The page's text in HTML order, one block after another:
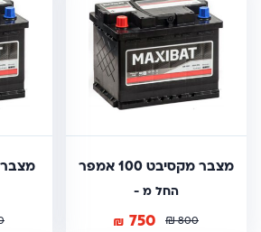
מצבר מקסיבט 100 אמפר
החל מ -
800
₪
750
₪
מצבר